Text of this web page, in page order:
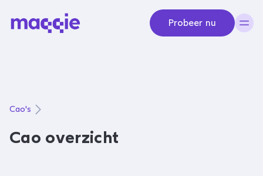
Probeer nu
Cao's
Cao overzicht